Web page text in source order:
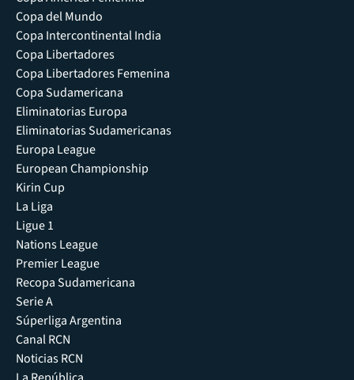
Copa del Mundo
Copa Intercontinental India
Copa Libertadores
Copa Libertadores Femenina
Copa Sudamericana
Eliminatorias Europa
Eliminatorias Sudamericanas
Europa League
European Championship
Kirin Cup
La Liga
Ligue 1
Nations League
Premier League
Recopa Sudamericana
Serie A
Súperliga Argentina
Canal RCN
Noticias RCN